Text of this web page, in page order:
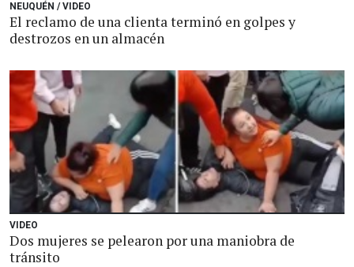
NEUQUÉN / VIDEO
El reclamo de una clienta terminó en golpes y
destrozos en un almacén
VIDEO
Dos mujeres se pelearon por una maniobra de
tránsito